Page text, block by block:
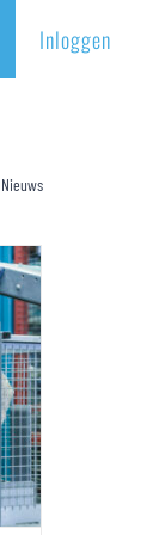
Inloggen
Nieuws